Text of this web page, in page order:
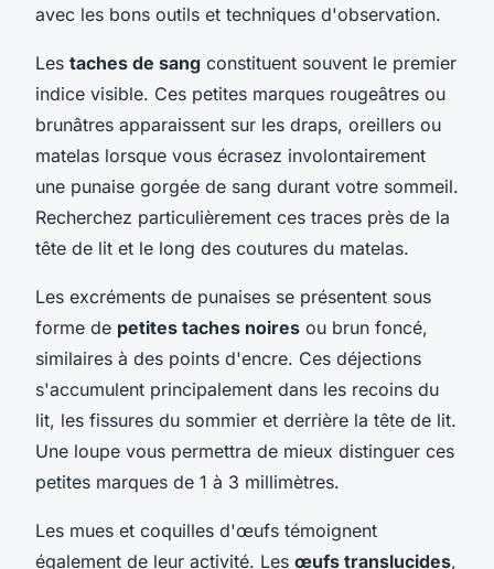
avec les bons outils et techniques d'observation.
Les taches de sang constituent souvent le premier
indice visible. Ces petites marques rougeâtres ou
brunâtres apparaissent sur les draps, oreillers ou
matelas lorsque vous écrasez involontairement
une punaise gorgée de sang durant votre sommeil.
Recherchez particulièrement ces traces près de la
tête de lit et le long des coutures du matelas.
Les excréments de punaises se présentent sous
forme de petites taches noires ou brun foncé,
similaires à des points d'encre. Ces déjections
s'accumulent principalement dans les recoins du
lit, les fissures du sommier et derrière la tête de lit.
Une loupe vous permettra de mieux distinguer ces
petites marques de 1 à 3 millimètres.
Les mues et coquilles d'œufs témoignent
également de leur activité. Les œufs translucides,